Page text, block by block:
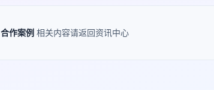
合作案例 相关内容请返回资讯中心